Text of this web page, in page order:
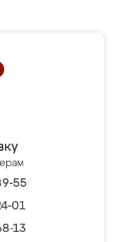
55
01
13